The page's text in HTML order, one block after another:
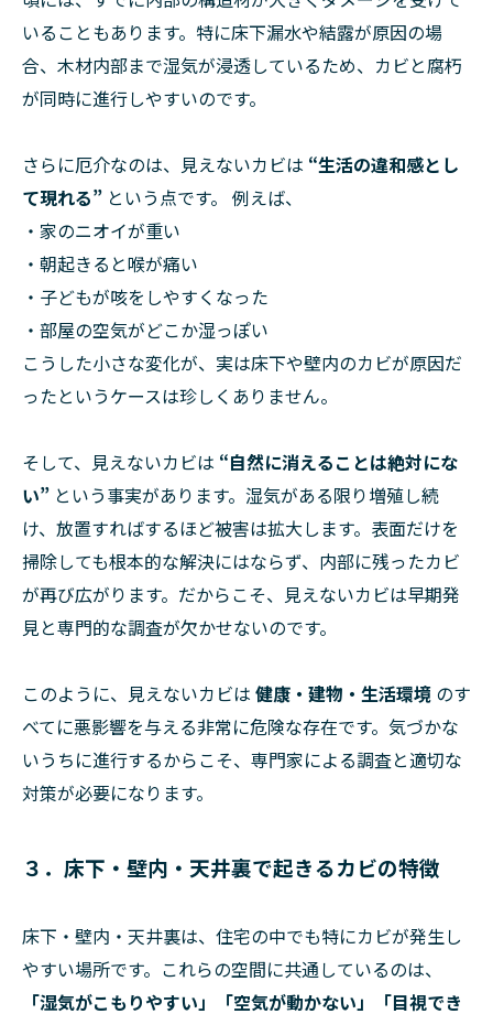
いることもあります。特に床下漏水や結露が原因の場
合、木材内部まで湿気が浸透しているため、カビと腐朽
が同時に進行しやすいのです。
さらに厄介なのは、見えないカビは “生活の違和感とし
て現れる” という点です。 例えば、
・家のニオイが重い
・朝起きると喉が痛い
・子どもが咳をしやすくなった
・部屋の空気がどこか湿っぽい
こうした小さな変化が、実は床下や壁内のカビが原因だ
ったというケースは珍しくありません。
そして、見えないカビは “自然に消えることは絶対にな
い” という事実があります。湿気がある限り増殖し続
け、放置すればするほど被害は拡大します。表面だけを
掃除しても根本的な解決にはならず、内部に残ったカビ
が再び広がります。だからこそ、見えないカビは早期発
見と専門的な調査が欠かせないのです。
このように、見えないカビは 健康・建物・生活環境 のす
べてに悪影響を与える非常に危険な存在です。気づかな
いうちに進行するからこそ、専門家による調査と適切な
対策が必要になります。
３．床下・壁内・天井裏で起きるカビの特徴
床下・壁内・天井裏は、住宅の中でも特にカビが発生し
やすい場所です。これらの空間に共通しているのは、
「湿気がこもりやすい」「空気が動かない」「目視でき